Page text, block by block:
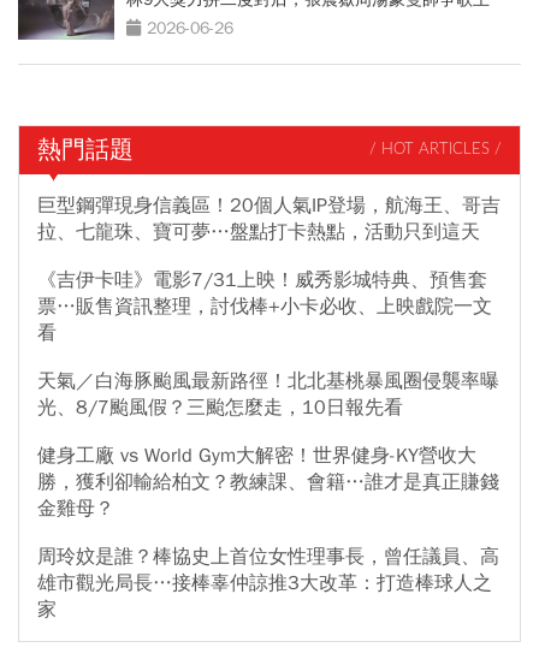
2026-06-26
熱門話題 / HOT ARTICLES /
巨型鋼彈現身信義區！20個人氣IP登場，航海王、哥吉
拉、七龍珠、寶可夢…盤點打卡熱點，活動只到這天
《吉伊卡哇》電影7/31上映！威秀影城特典、預售套
票…販售資訊整理，討伐棒+小卡必收、上映戲院一文
看
天氣／白海豚颱風最新路徑！北北基桃暴風圈侵襲率曝
光、8/7颱風假？三颱怎麼走，10日報先看
健身工廠 vs World Gym大解密！世界健身-KY營收大
勝，獲利卻輸給柏文？教練課、會籍…誰才是真正賺錢
金雞母？
周玲妏是誰？棒協史上首位女性理事長，曾任議員、高
雄市觀光局長…接棒辜仲諒推3大改革：打造棒球人之
家